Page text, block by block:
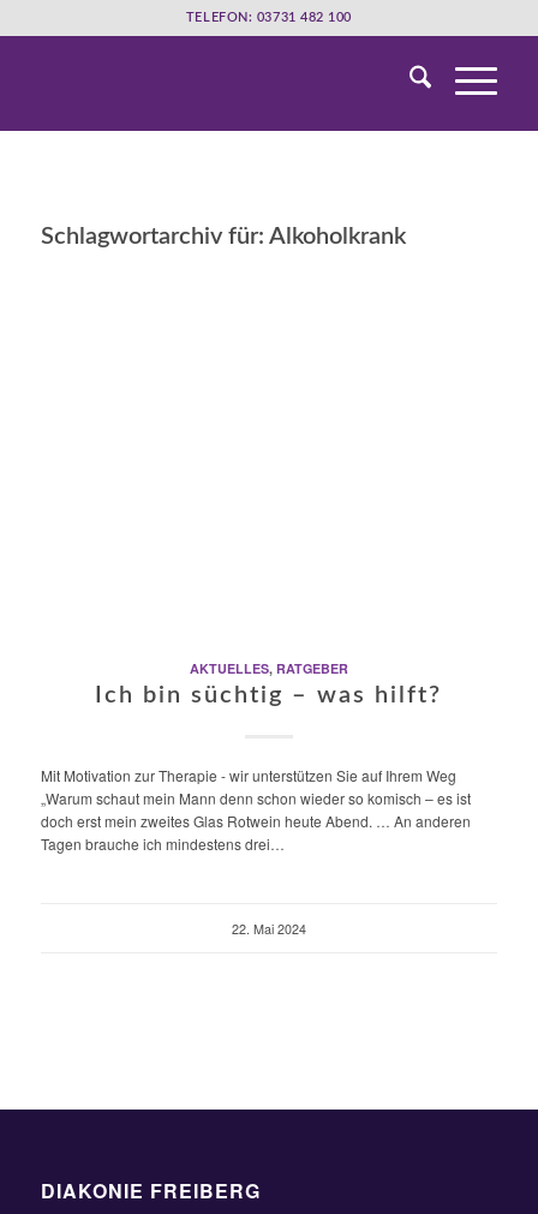
TELEFON: 03731 482 100
Schlagwortarchiv für: Alkoholkrank
AKTUELLES, RATGEBER
Ich bin süchtig – was hilft?
Mit Motivation zur Therapie - wir unterstützen Sie auf Ihrem Weg
„Warum schaut mein Mann denn schon wieder so komisch – es ist
doch erst mein zweites Glas Rotwein heute Abend. … An anderen
Tagen brauche ich mindestens drei…
22. Mai 2024
DIAKONIE FREIBERG